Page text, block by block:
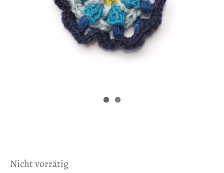
Nicht vorrätig